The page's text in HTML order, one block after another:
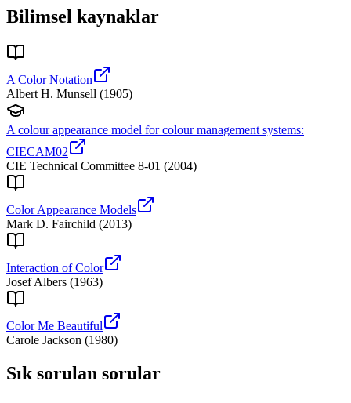
Bilimsel kaynaklar
A Color Notation
Albert H. Munsell (1905)
A colour appearance model for colour management systems:
CIECAM02
CIE Technical Committee 8-01 (2004)
Color Appearance Models
Mark D. Fairchild (2013)
Interaction of Color
Josef Albers (1963)
Color Me Beautiful
Carole Jackson (1980)
Sık sorulan sorular